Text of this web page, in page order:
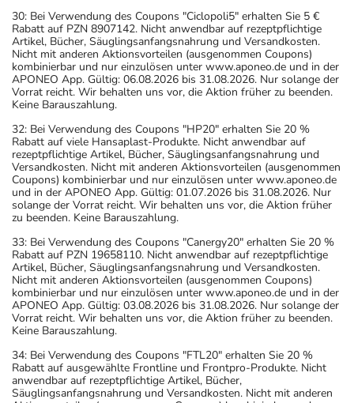
30: Bei Verwendung des Coupons "Ciclopoli5" erhalten Sie 5 €
Rabatt auf PZN 8907142. Nicht anwendbar auf rezeptpflichtige
Artikel, Bücher, Säuglingsanfangsnahrung und Versandkosten.
Nicht mit anderen Aktionsvorteilen (ausgenommen Coupons)
kombinierbar und nur einzulösen unter www.aponeo.de und in der
APONEO App. Gültig: 06.08.2026 bis 31.08.2026. Nur solange der
Vorrat reicht. Wir behalten uns vor, die Aktion früher zu beenden.
Keine Barauszahlung.
32: Bei Verwendung des Coupons "HP20" erhalten Sie 20 %
Rabatt auf viele Hansaplast-Produkte. Nicht anwendbar auf
rezeptpflichtige Artikel, Bücher, Säuglingsanfangsnahrung und
Versandkosten. Nicht mit anderen Aktionsvorteilen (ausgenommen
Coupons) kombinierbar und nur einzulösen unter www.aponeo.de
und in der APONEO App. Gültig: 01.07.2026 bis 31.08.2026. Nur
solange der Vorrat reicht. Wir behalten uns vor, die Aktion früher
zu beenden. Keine Barauszahlung.
33: Bei Verwendung des Coupons "Canergy20" erhalten Sie 20 %
Rabatt auf PZN 19658110. Nicht anwendbar auf rezeptpflichtige
Artikel, Bücher, Säuglingsanfangsnahrung und Versandkosten.
Nicht mit anderen Aktionsvorteilen (ausgenommen Coupons)
kombinierbar und nur einzulösen unter www.aponeo.de und in der
APONEO App. Gültig: 03.08.2026 bis 31.08.2026. Nur solange der
Vorrat reicht. Wir behalten uns vor, die Aktion früher zu beenden.
Keine Barauszahlung.
34: Bei Verwendung des Coupons "FTL20" erhalten Sie 20 %
Rabatt auf ausgewählte Frontline und Frontpro-Produkte. Nicht
anwendbar auf rezeptpflichtige Artikel, Bücher,
Säuglingsanfangsnahrung und Versandkosten. Nicht mit anderen